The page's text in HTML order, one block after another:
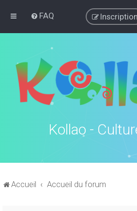
FAQ Inscription
Kollao -
Accueil Accueil du forum